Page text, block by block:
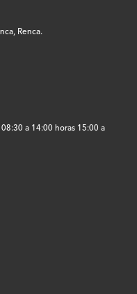
Renca.
a 14:00 horas 15:00 a